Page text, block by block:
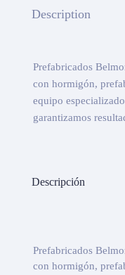
Description
Prefabricados
con hormigón,
equipo
garantizamos
Descripción
Prefabricados
con hormigón,